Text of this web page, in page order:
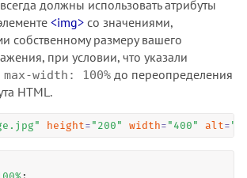
должны использовать атрибуты
<img> со значениями,
собственному размеру вашего
при условии, что указали
max-width: 100% до переопределения
HTML.
" height= " 200 " width= " 400 " alt= "